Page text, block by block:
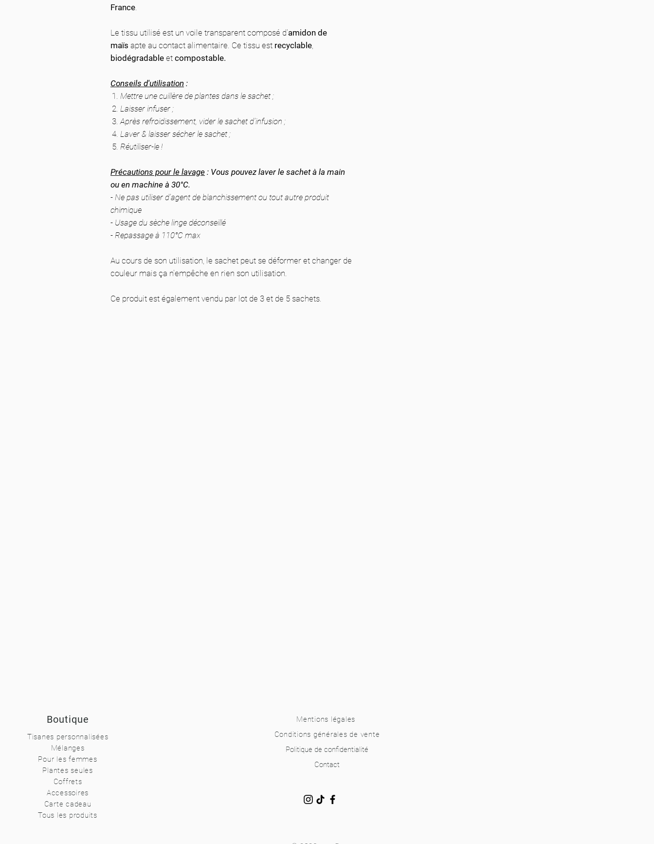
France.
Le tissu utilisé est un voile transparent composé d'amidon de
maïs apte au contact alimentaire. Ce tissu est recyclable,
biodégradable et compostable.
Conseils d'utilisation :
Mettre une cuillère de plantes dans le sachet ;
Laisser infuser ;
Après refroidissement, vider le sachet d'infusion ;
Laver & laisser sécher le sachet ;
Réutiliser-le !
Précautions pour le lavage : Vous pouvez laver le sachet à la main
ou en machine à 30°C.
- Ne pas utiliser d'agent de blanchissement ou tout autre produit
chimique
- Usage du sèche linge déconseillé
- Repassage à 110°C max
Au cours de son utilisation, le sachet peut se déformer et changer de
couleur mais ça n'empêche en rien son utilisation.
Ce produit est également vendu par lot de 3 et de 5 sachets.
Boutique
Tisanes personnalisées
Mélanges
Pour les femmes
Plantes seules
Coffrets
Accessoires
Carte cadeau
Tous les produits
Mentions légales
Conditions générales de vente
Politique de confidentialité
Contact